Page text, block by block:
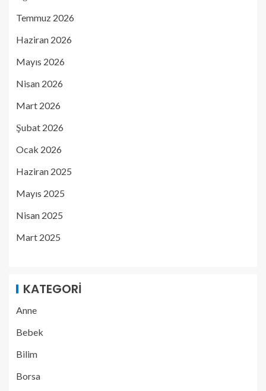
Temmuz 2026
Haziran 2026
Mayıs 2026
Nisan 2026
Mart 2026
Şubat 2026
Ocak 2026
Haziran 2025
Mayıs 2025
Nisan 2025
Mart 2025
KATEGORI
Anne
Bebek
Bilim
Borsa